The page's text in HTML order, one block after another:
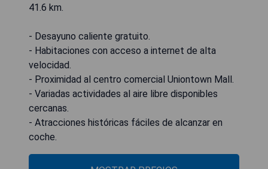
41.6 km.
- Desayuno caliente gratuito.
- Habitaciones con acceso a internet de alta
velocidad.
- Proximidad al centro comercial Uniontown Mall.
- Variadas actividades al aire libre disponibles
cercanas.
- Atracciones históricas fáciles de alcanzar en
coche.